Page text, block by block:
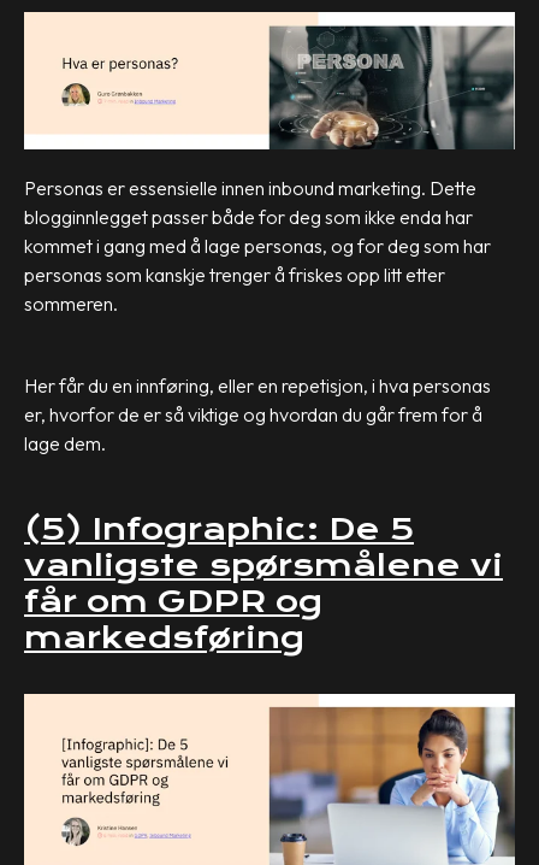
Personas er essensielle innen inbound marketing. Dette
blogginnlegget passer både for deg som ikke enda har
kommet i gang med å lage personas, og for deg som har
personas som kanskje trenger å friskes opp litt etter
sommeren.
Her får du en innføring, eller en repetisjon, i hva personas
er, hvorfor de er så viktige og hvordan du går frem for å
lage dem.
(5) Infographic: De 5
vanligste spørsmålene vi
får om GDPR og
markedsføring